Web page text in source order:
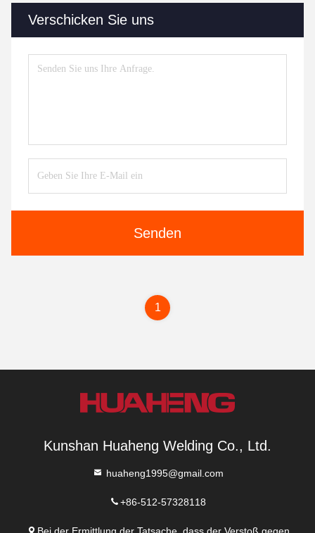
Verschicken Sie uns
Senden
1
Kunshan Huaheng Welding Co., Ltd.
huaheng1995@gmail.com
+86-512-57328118